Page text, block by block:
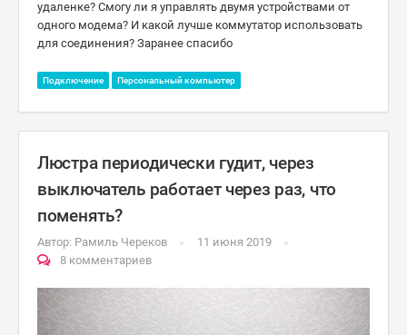
удаленке? Смогу ли я управлять двумя устройствами от
одного модема? И какой лучше коммутатор использовать
для соединения? Заранее спасибо
Подключение Персональный компьютер
Люстра периодически гудит, через
выключатель работает через раз, что
поменять?
Автор: Рамиль Череков
11 июня 2019
8 комментариев